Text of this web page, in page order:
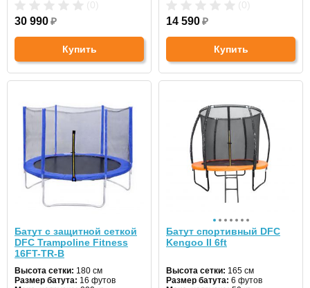
30 990₽
Купить
14 590₽
Купить
Батут с защитной сеткой
DFC Trampoline Fitness
16FT-TR-B
Высота сетки: 180 см
Размер батута: 16 футов
Батут спортивный DFC
Kengoo II 6ft
Высота сетки: 165 см
Размер батута: 6 футов